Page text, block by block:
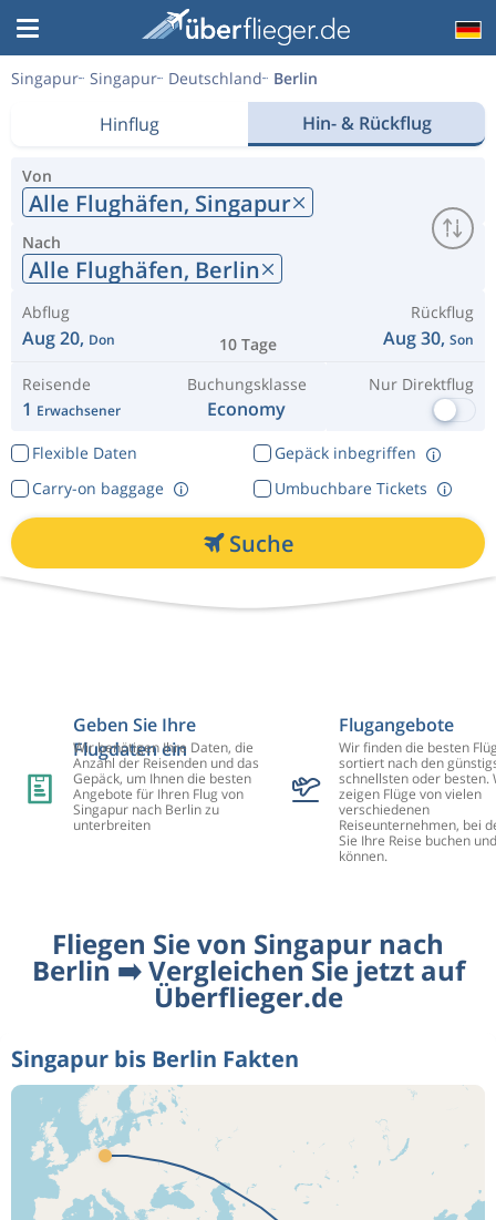
Singapur Singapur Deutschland Berlin
Hinflug Hin- & Rückflug
Von
Alle Flughäfen, Singapur
Nach
Alle Flughäfen, Berlin
Abflug
Aug 20, Don 10 Tage
Rückflug
Aug 30, Son
Reisende
1 Erwachsener
Buchungsklasse
Economy
Nur Direktflug
Flexible Daten
Gepäck inbegriffen
Umbuchbare Tickets
Carry-on baggage
Suche
Geben Sie Ihre
Flugdaten ein
Wir benötigen Ihre Daten, die
Anzahl der Reisenden und das
Gepäck, um Ihnen die besten
Angebote für Ihren Flug von
Singapur nach Berlin zu
unterbreiten
Flugangebote
Wir finden die besten
sortiert nach den
schnellsten oder besten.
zeigen Flüge von vielen
verschiedenen
Reiseunternehmen, bei
Sie Ihre Reise buchen
können.
Fliegen Sie von Singapur nach
Berlin ➡️ Vergleichen Sie jetzt auf
Überflieger.de
Singapur bis Berlin Fakten